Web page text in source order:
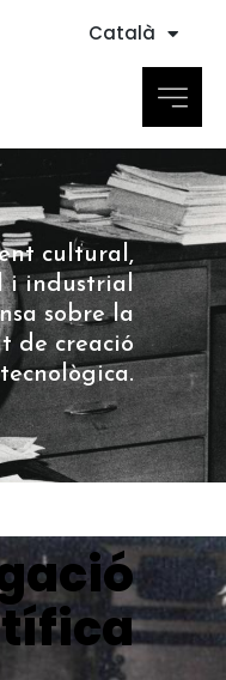
Català
cultural,
i industrial
sobre la
de creació